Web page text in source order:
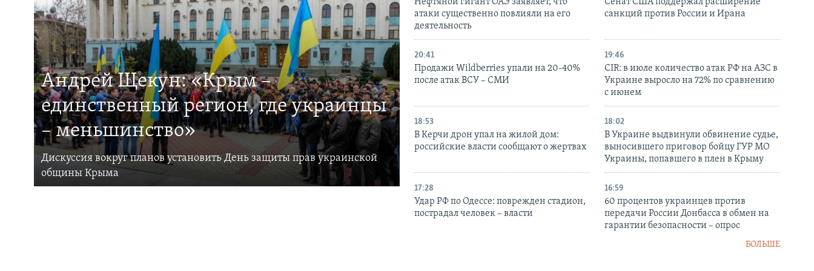
Андрей Щекун: «Крым –
единственный регион, где украинцы
– меньшинство»
Дискуссия вокруг планов установить День защиты прав украинской
общины Крыма
Нефтяной гигант ОАЭ заявляет, что
атаки существенно повлияли на его
деятельность
Сенат США поддержал расширение
санкций против России и Ирана
20:41
Продажи Wildberries упали на 20-40%
после атак ВСУ – СМИ
19:46
CIR: в июле количество атак РФ на АЗС в
Украине выросло на 72% по сравнению
с июнем
18:53
В Керчи дрон упал на жилой дом:
российские власти сообщают о жертвах
18:02
В Украине выдвинули обвинение судье,
выносившего приговор бойцу ГУР МО
Украины, попавшего в плен в Крыму
17:28
Удар РФ по Одессе: поврежден стадион,
пострадал человек – власти
16:59
60 процентов украинцев против
передачи России Донбасса в обмен на
гарантии безопасности – опрос
БОЛЬШЕ